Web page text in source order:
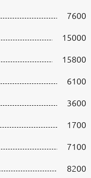
7600
15000
15800
6100
3600
1700
7100
8200